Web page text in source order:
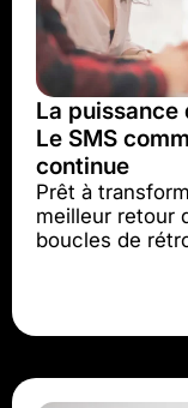
La puissance
Le SMS
continue
Prêt à
meilleur retour
boucles de